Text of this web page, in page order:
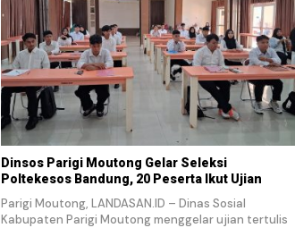
Dinsos Parigi Moutong Gelar Seleksi
Poltekesos Bandung, 20 Peserta Ikut Ujian
Parigi Moutong, LANDASAN.ID – Dinas Sosial
Kabupaten Parigi Moutong menggelar ujian tertulis